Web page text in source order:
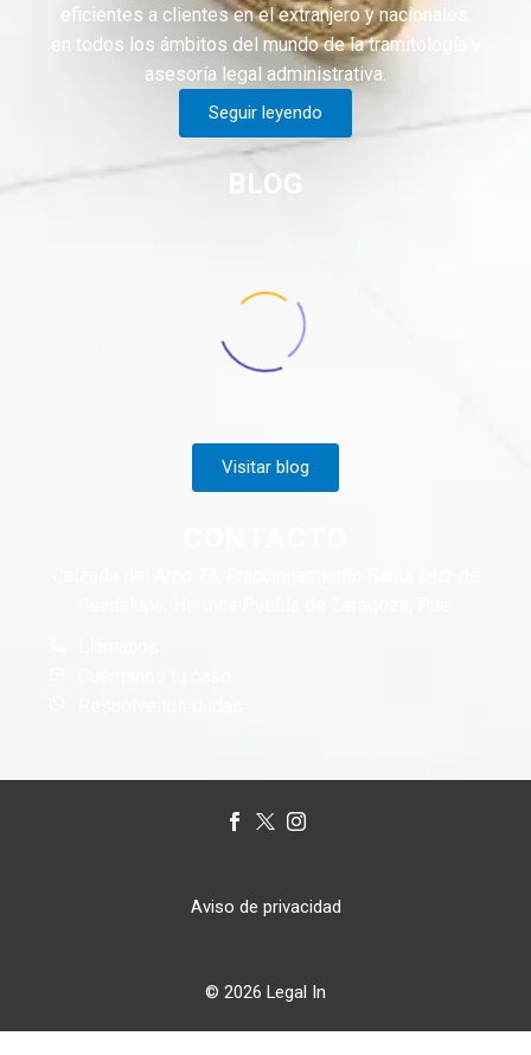
eficientes a clientes en el extranjero y nacionales,
en todos los ámbitos del mundo de la tramitología y
asesoría legal administrativa.
Seguir leyendo
BLOG
Visitar blog
Aviso de privacidad
© 2026 Legal In